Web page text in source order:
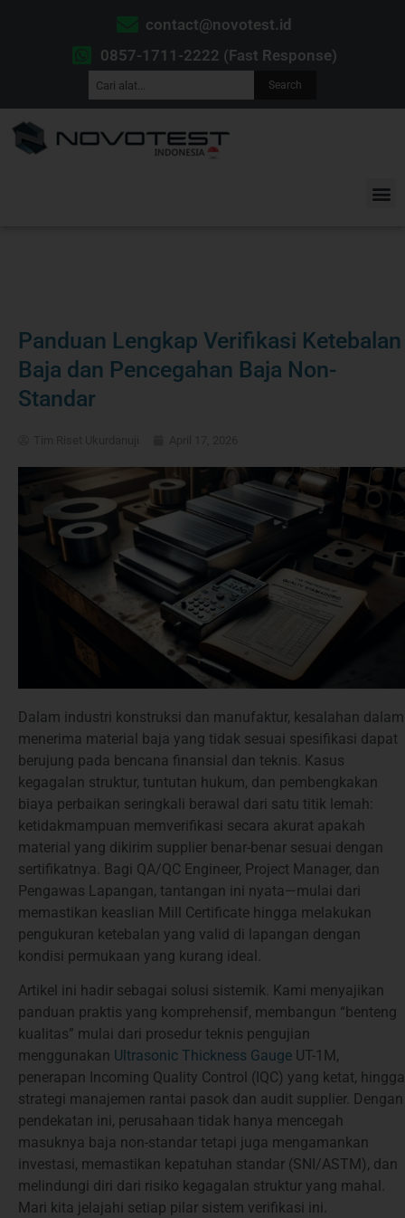
contact@novotest.id
0857-1711-2222 (Fast Response)
Search
Panduan Lengkap Verifikasi Ketebalan
Baja dan Pencegahan Baja Non-
Standar
Dalam industri konstruksi dan manufaktur, kesalahan dalam
menerima material baja yang tidak sesuai spesifikasi dapat
berujung pada bencana finansial dan teknis. Kasus
kegagalan struktur, tuntutan hukum, dan pembengkakan
biaya perbaikan seringkali berawal dari satu titik lemah:
ketidakmampuan memverifikasi secara akurat apakah
material yang dikirim supplier benar-benar sesuai dengan
sertifikatnya. Bagi QA/QC Engineer, Project Manager, dan
Pengawas Lapangan, tantangan ini nyata—mulai dari
memastikan keaslian Mill Certificate hingga melakukan
pengukuran ketebalan yang valid di lapangan dengan
kondisi permukaan yang kurang ideal.
Artikel ini hadir sebagai solusi sistemik. Kami menyajikan
panduan praktis yang komprehensif, membangun “benteng
kualitas” mulai dari prosedur teknis pengujian
menggunakan Ultrasonic Thickness Gauge UT-1M,
penerapan Incoming Quality Control (IQC) yang ketat, hingga
strategi manajemen rantai pasok dan audit supplier. Dengan
pendekatan ini, perusahaan tidak hanya mencegah
masuknya baja non-standar tetapi juga mengamankan
investasi, memastikan kepatuhan standar (SNI/ASTM), dan
melindungi diri dari risiko kegagalan struktur yang mahal.
Mari kita jelajahi setiap pilar sistem verifikasi ini.